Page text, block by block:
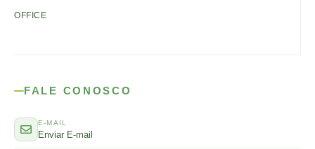
OFFICE
FALE CONOSCO
E-MAIL
Enviar E-mail